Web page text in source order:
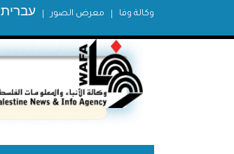
עברית معرض الصور وكالة وفا